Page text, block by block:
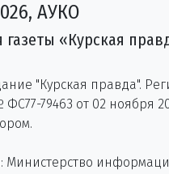
АУКО
газеты «Курская
"Курская правда".
79463 от 02 ноября
Министерство